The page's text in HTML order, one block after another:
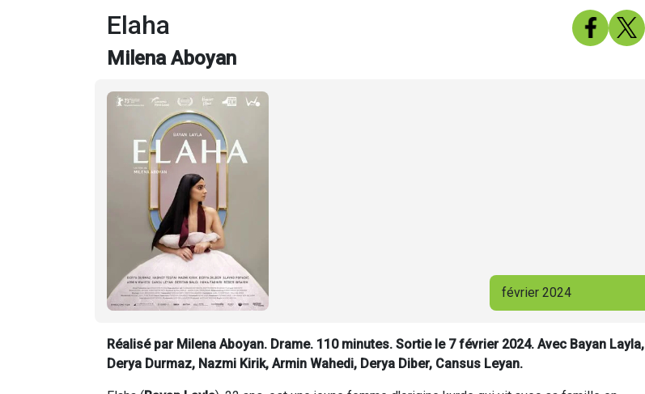
Elaha
Milena Aboyan
février 2024
Réalisé par Milena Aboyan. Drame. 110 minutes. Sortie le 7 février 2024. Avec Bayan Layla,
Derya Durmaz, Nazmi Kirik, Armin Wahedi, Derya Diber, Cansus Leyan.